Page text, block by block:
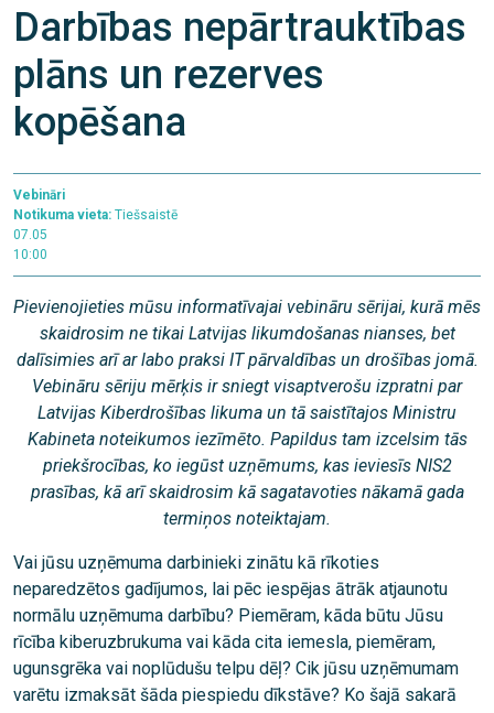
Darbības nepārtrauktības
plāns un rezerves
kopēšana
Vebināri
Notikuma vieta: Tiešsaistē
07.05
10:00
Pievienojieties mūsu informatīvajai vebināru sērijai, kurā mēs
skaidrosim ne tikai Latvijas likumdošanas nianses, bet
dalīsimies arī ar labo praksi IT pārvaldības un drošības jomā.
Vebināru sēriju mērķis ir sniegt visaptverošu izpratni par
Latvijas Kiberdrošības likuma un tā saistītajos Ministru
Kabineta noteikumos iezīmēto. Papildus tam izcelsim tās
priekšrocības, ko iegūst uzņēmums, kas ieviesīs NIS2
prasības, kā arī skaidrosim kā sagatavoties nākamā gada
termiņos noteiktajam.
Vai jūsu uzņēmuma darbinieki zinātu kā rīkoties
neparedzētos gadījumos, lai pēc iespējas ātrāk atjaunotu
normālu uzņēmuma darbību? Piemēram, kāda būtu Jūsu
rīcība kiberuzbrukuma vai kāda cita iemesla, piemēram,
ugunsgrēka vai noplūdušu telpu dēļ? Cik jūsu uzņēmumam
varētu izmaksāt šāda piespiedu dīkstāve? Ko šajā sakarā